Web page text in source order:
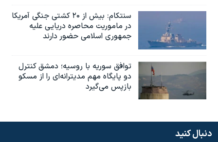
سنتکام: بیش از ۲۰ کشتی جنگی آمریکا
در ماموریت محاصره دریایی علیه
جمهوری اسلامی حضور دارند
توافق سوریه با روسیه؛ دمشق کنترل
دو پایگاه مهم مدیترانه‌ای را از مسکو
بازپس می‌گیرد
دنبال کنید